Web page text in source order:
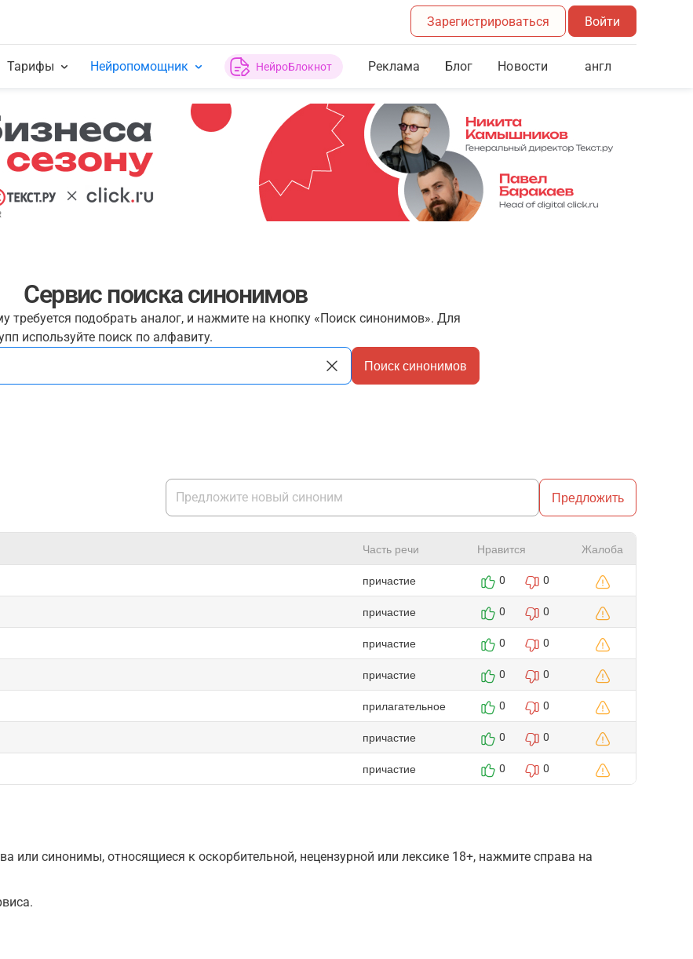
Зарегистрироваться Войти
Тарифы Нейропомощник НейроБлокнот Реклама Блог Новости англ
Сервис поиска синонимов
требуется подобрать аналог, и нажмите на кнопку «Поиск синонимов». Для
используйте поиск по алфавиту.
Поиск синонимов
Предложить
Часть речи Нравится Жалоба
причастие 0 0
причастие 0 0
причастие 0 0
причастие 0 0
прилагательное 0 0
причастие 0 0
причастие 0 0
или синонимы, относящиеся к оскорбительной, нецензурной или лексике 18+, нажмите справа на